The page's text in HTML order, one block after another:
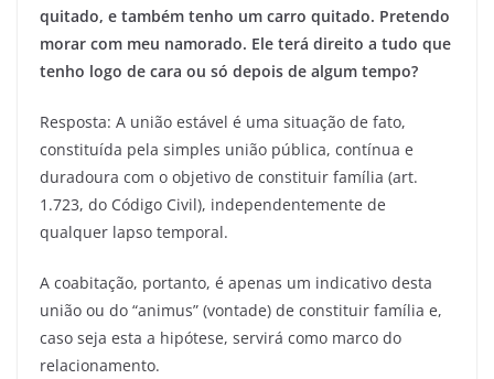
quitado, e também tenho um carro quitado. Pretendo
morar com meu namorado. Ele terá direito a tudo que
tenho logo de cara ou só depois de algum tempo?
Resposta: A união estável é uma situação de fato,
constituída pela simples união pública, contínua e
duradoura com o objetivo de constituir família (art.
1.723, do Código Civil), independentemente de
qualquer lapso temporal.
A coabitação, portanto, é apenas um indicativo desta
união ou do “animus” (vontade) de constituir família e,
caso seja esta a hipótese, servirá como marco do
relacionamento.